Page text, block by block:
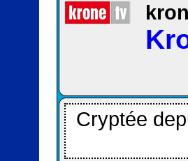
Cryptée